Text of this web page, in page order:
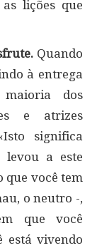
lições que
Quando
à entrega
dos
e atrizes
significa
a este
que você tem
o neutro -,
que você
está vivendo